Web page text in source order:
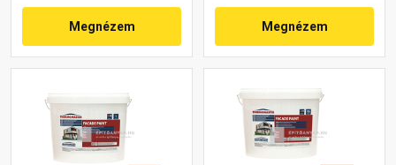
Megnézem Megnézem